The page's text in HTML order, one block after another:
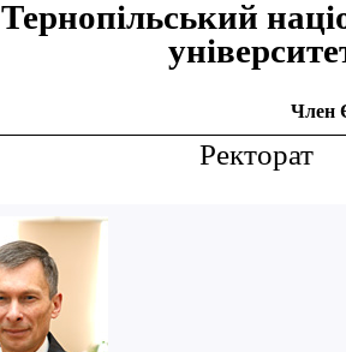
Тернопiльський
Член
Ректорат